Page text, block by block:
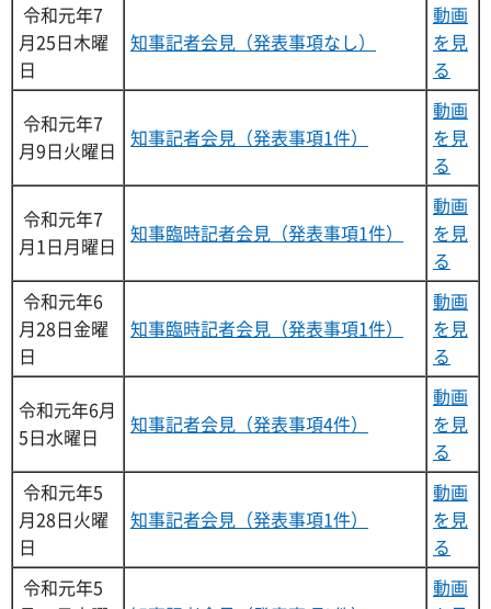
令和元年7
月25日木曜
日
知事記者会見（発表事項なし）
動画
を見
る
令和元年7
月9日火曜日
知事記者会見（発表事項1件）
動画
を見
る
令和元年7
月1日月曜日
知事臨時記者会見（発表事項1件）
動画
を見
る
令和元年6
月28日金曜
日
知事臨時記者会見（発表事項1件）
動画
を見
る
令和元年6月
5日水曜日
知事記者会見（発表事項4件）
動画
を見
る
令和元年5
月28日火曜
日
知事記者会見（発表事項1件）
動画
を見
る
令和元年5
動画